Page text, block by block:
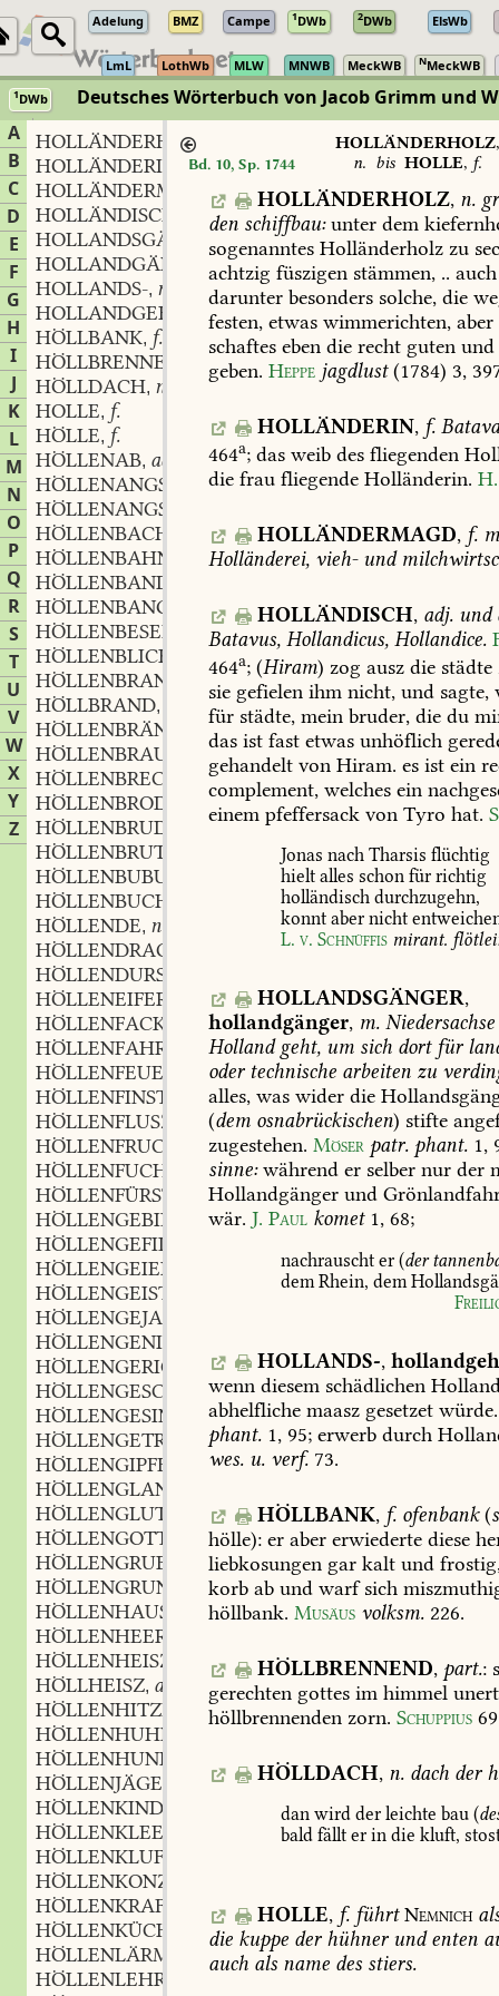
Adelung BMZ Campe 1DWb 2DWb ElsWb
LmL LothWb MLW MNWB MeckWB NMeckWB
1DWb Deutsches Wörterbuch von Jacob Grimm und
A
B
C
D
E
F
G
H
I
J
K
L
M
N
O
P
Q
R
S
T
U
V
W
X
Y
Z
HOLLÄNDERHOLZ
HOLLÄNDERIN
f.
HOLLÄNDERMAGD
HOLLÄNDISCH
adj. und adv.
HOLLANDSGÄNGER
HOLLANDGÄNGER
HOLLANDS-, n.
HOLLANDGEHEN
n.
HÖLLBANK, f.
HÖLLBRENNEND
part.
HÖLLDACH, n.
HOLLE, f.
HÖLLE, f.
HÖLLENAB, adv.
HÖLLENANGST
HÖLLENANGST
HÖLLENBACH
HÖLLENBAHN
HÖLLENBANDE
HÖLLENBANG
HÖLLENBESEN
HÖLLENBLICK
HÖLLENBRAND
m.
HÖLLBRAND,
HÖLLENBRÄNDISCH adj. und adv.
HÖLLENBRAUCH
m.
HÖLLENBRECHER
,m.
HÖLLENBRODEN
m.
HÖLLENBRUDEL
m.
HÖLLENBRUT
HÖLLENBUBU
HÖLLENBUCH
HÖLLENDE, n.
HÖLLENDRACHE
HÖLLENDURST
HÖLLENEIFER
HÖLLENFACKELSCHEIN,m.
HÖLLENFAHRT
HÖLLENFEUER
HÖLLENFINSTER
adj.
HÖLLENFLUSZ
HÖLLENFRUCHT
f.
HÖLLENFUCHS
HÖLLENFÜRST
HÖLLENGEBILD
n.
HÖLLENGEFILDE
HÖLLENGEIER
HÖLLENGEIST
HÖLLENGEJAUCHZE
HÖLLENGENIE
HÖLLENGERICHT
n.
HÖLLENGESCHMACK,m.
HÖLLENGESINDEL,n.
HÖLLENGETRÄNKE,n.
HÖLLENGIPFEL
m.
HÖLLENGLANZ
HÖLLENGLUTH
HÖLLENGOTT
HÖLLENGRUBE
HÖLLENGRUND
m.
HÖLLENHAUS
HÖLLENHEER
HÖLLENHEISZ
HÖLLHEISZ, adj.
HÖLLENHITZE
HÖLLENHUHN
HÖLLENHUND
HÖLLENJÄGER
HÖLLENKIND
HÖLLENKLEEBLATT
HÖLLENKLUFT
HÖLLENKONZERT
HÖLLENKRAFT
HÖLLENKÜCHLEIN,n.
HÖLLENLÄRM
HÖLLENLEHRE
Bd. 10, Sp. 1744
HOLLÄNDERHOLZ,
n. bis HOLLE, f.
HOLLÄNDERHOLZ, n.
den schiffbau:unter dem
sogenanntes Holländerholz zu
achtzig füszigen stämmen, .. auch
darunter besonders solche, die
festen, etwas wimmerichten, aber
schaftes eben die recht guten und
geben. Heppe jagdlust (1784) 3,
HOLLÄNDERIN, f.
464a; das weib des fliegenden
die frau fliegende Holländerin. H.
HOLLÄNDERMAGD, f.
Holländerei, vieh-und
HOLLÄNDISCH, adj.und
Batavus, Hollandicus, Hollandice.
464a; (Hiram) zog ausz die städte
sie gefielen ihm nicht, und sagte,
für städte, mein bruder, die du
das ist fast etwas unhöflich
gehandelt von Hiram. es ist ein
complement, welches ein
einem pfeffersack von Tyro hat.
Jonas nach Tharsis flüchtig
hielt alles schon für richtig
holländisch durchzugehn,
konnt aber nicht
L. v. Schnüffis mirant.
HOLLANDSGÄNGER,
hollandgänger, m. Niedersachse
Hollandgeht, um sich dortfür
odertechnische arbeiten zu
alles, was wider die
(dem osnabrückischen) stifte
zugestehen. Möser patr. phant. 1,
sinne:während er selber nur der
Hollandgänger und
wär. J. Paul komet 1, 68;
nachrauscht er (der
dem Rhein, dem
HOLLANDS-,
wenn diesem schädlichen
abhelfliche maasz gesetzet würde.
phant. 1, 95; erwerb durch
wes. u. verf. 73.
HÖLLBANK, f. ofenbank(
hölle): er aber erwiederte diese
liebkosungen gar kalt und
korb ab und warfsich
höllbank. Musäus volksm. 226.
HÖLLBRENNEND, part.:
gerechten gottes im himmel
höllbrennenden zorn. Schuppius
HÖLLDACH, n. dachder
dan wird der leichte bau (
bald fällt er in die kluft,
HOLLE, f. führt Nemnich
die kuppe derhühnerundenten
auch als name des stiers.